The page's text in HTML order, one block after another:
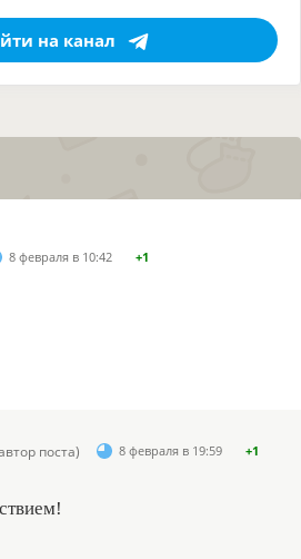
на канал
8 февраля в 10:42 +1
поста) 8 февраля в 19:59 +1